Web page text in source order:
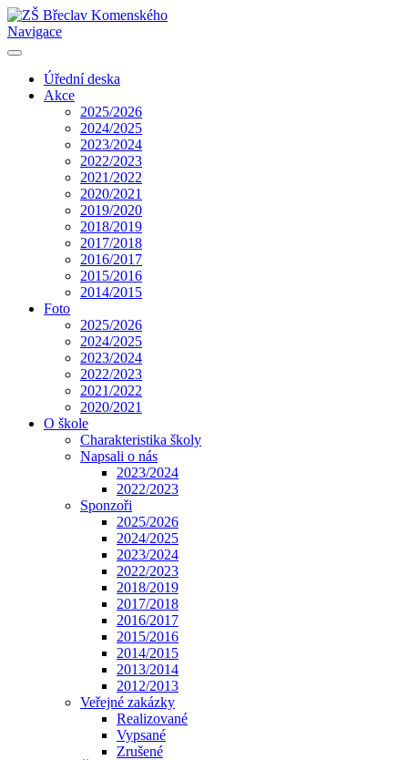
Navigace
Úřední deska
Akce
2025/2026
2024/2025
2023/2024
2022/2023
2021/2022
2020/2021
2019/2020
2018/2019
2017/2018
2016/2017
2015/2016
2014/2015
Foto
2025/2026
2024/2025
2023/2024
2022/2023
2021/2022
2020/2021
O škole
Charakteristika školy
Napsali o nás
2023/2024
2022/2023
Sponzoři
2025/2026
2024/2025
2023/2024
2022/2023
2018/2019
2017/2018
2016/2017
2015/2016
2014/2015
2013/2014
2012/2013
Veřejné zakázky
Realizované
Vypsané
Zrušené